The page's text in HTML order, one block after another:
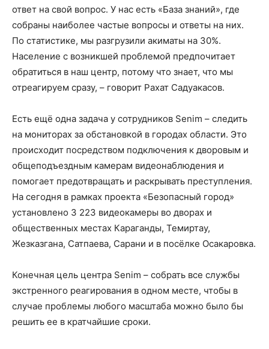
ответ на свой вопрос. У нас есть «База знаний», где
собраны наиболее частые вопросы и ответы на них.
По статистике, мы разгрузили акиматы на 30%.
Население с возникшей проблемой предпочитает
обратиться в наш центр, потому что знает, что мы
отреагируем сразу, – говорит Рахат Садуакасов.
Есть ещё одна задача у сотрудников Senim – следить
на мониторах за обстановкой в городах области. Это
происходит посредством подключения к дворовым и
общеподъездным камерам видеонаблюдения и
помогает предотвращать и раскрывать преступления.
На сегодня в рамках проекта «Безопасный город»
установлено 3 223 видеокамеры во дворах и
общественных местах Караганды, Темиртау,
Жезказгана, Сатпаева, Сарани и в посёлке Осакаровка.
Конечная цель центра Senim – собрать все службы
экстренного реагирования в одном месте, чтобы в
случае проблемы любого масштаба можно было бы
решить ее в кратчайшие сроки.